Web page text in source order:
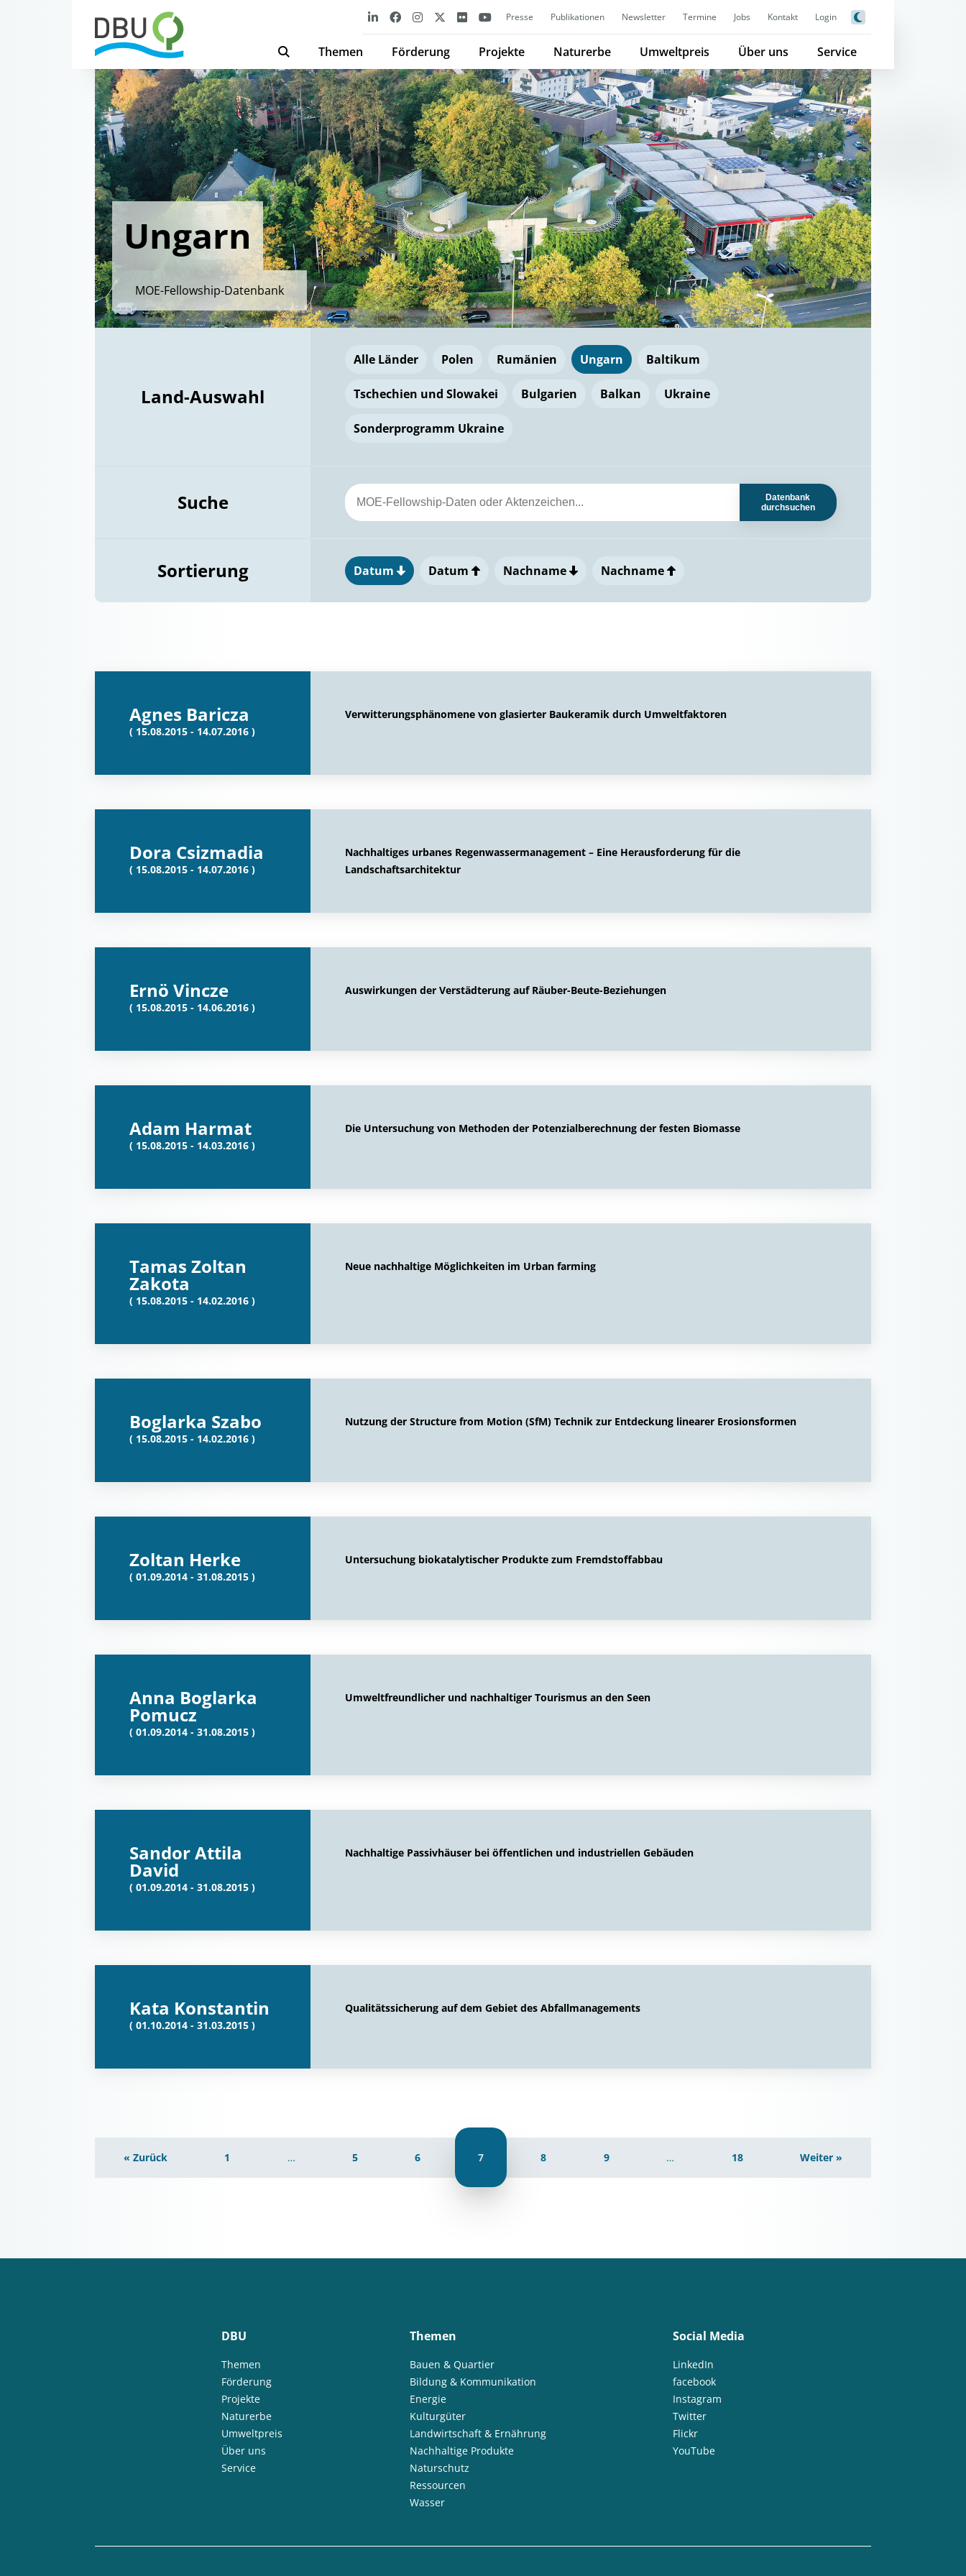
Presse Publikationen Newsletter Termine Jobs Kontakt Login
Themen Förderung Projekte Naturerbe Umweltpreis Über uns Service
Ungarn
MOE-Fellowship-Datenbank
Land-Auswahl
Alle Länder Polen Rumänien Ungarn Baltikum
Tschechien und Slowakei Bulgarien Balkan Ukraine
Sonderprogramm Ukraine
Suche
Datenbank
durchsuchen
Sortierung Datum Datum Nachname Nachname
Agnes Baricza
( 15.08.2015 - 14.07.2016 )
Verwitterungsphänomene von glasierter Baukeramik durch Umweltfaktoren
Dora Csizmadia
( 15.08.2015 - 14.07.2016 )
Nachhaltiges urbanes Regenwassermanagement – Eine Herausforderung für die
Landschaftsarchitektur
Ernö Vincze
( 15.08.2015 - 14.06.2016 )
Auswirkungen der Verstädterung auf Räuber-Beute-Beziehungen
Adam Harmat
( 15.08.2015 - 14.03.2016 )
Die Untersuchung von Methoden der Potenzialberechnung der festen Biomasse
Tamas Zoltan
Zakota
( 15.08.2015 - 14.02.2016 )
Neue nachhaltige Möglichkeiten im Urban farming
Boglarka Szabo
( 15.08.2015 - 14.02.2016 )
Nutzung der Structure from Motion (SfM) Technik zur Entdeckung linearer Erosionsformen
Zoltan Herke
( 01.09.2014 - 31.08.2015 )
Untersuchung biokatalytischer Produkte zum Fremdstoffabbau
Anna Boglarka
Pomucz
( 01.09.2014 - 31.08.2015 )
Umweltfreundlicher und nachhaltiger Tourismus an den Seen
Sandor Attila
David
( 01.09.2014 - 31.08.2015 )
Nachhaltige Passivhäuser bei öffentlichen und industriellen Gebäuden
Kata Konstantin
( 01.10.2014 - 31.03.2015 )
Qualitätssicherung auf dem Gebiet des Abfallmanagements
« Zurück 1 … 5 6 7 8 9 … 18 Weiter »
DBU
Themen
Förderung
Projekte
Naturerbe
Umweltpreis
Über uns
Service
Themen
Bauen & Quartier
Bildung & Kommunikation
Energie
Kulturgüter
Landwirtschaft & Ernährung
Nachhaltige Produkte
Naturschutz
Ressourcen
Wasser
Social Media
LinkedIn
facebook
Instagram
Twitter
Flickr
YouTube